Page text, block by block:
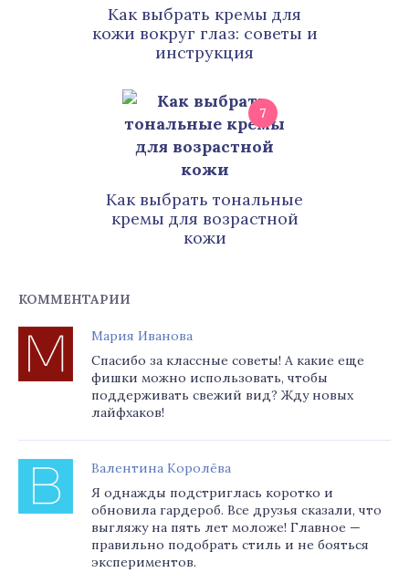
Как выбрать кремы для
кожи вокруг глаз: советы и
инструкция
7
Как выбрать тональные
кремы для возрастной
кожи
КОММЕНТАРИИ
Мария Иванова
Спасибо за классные советы! А какие еще
фишки можно использовать, чтобы
поддерживать свежий вид? Жду новых
лайфхаков!
Валентина Королёва
Я однажды подстриглась коротко и
обновила гардероб. Все друзья сказали, что
выгляжу на пять лет моложе! Главное —
правильно подобрать стиль и не бояться
экспериментов.